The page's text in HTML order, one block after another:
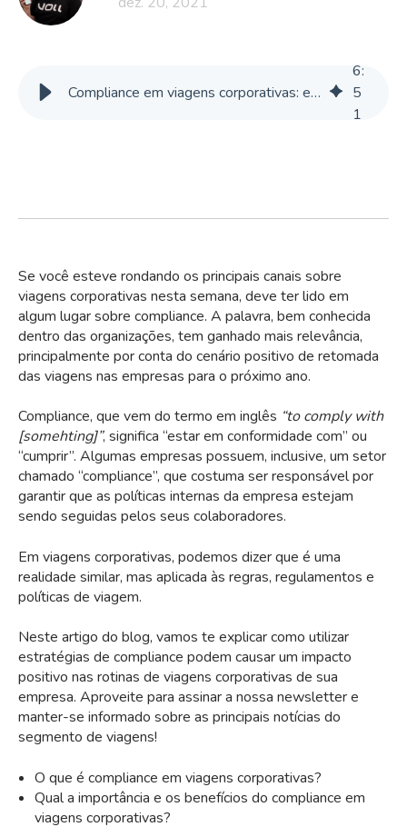
Compliance em viagens corporativas: entenda o que é e como garantir que seja cumprido
6:
5
1
Se você esteve rondando os principais canais sobre
viagens corporativas nesta semana, deve ter lido em
algum lugar sobre compliance. A palavra, bem conhecida
dentro das organizações, tem ganhado mais relevância,
principalmente por conta do cenário positivo de retomada
das viagens nas empresas para o próximo ano.
Compliance, que vem do termo em inglês “to comply with
[somehting]”, significa “estar em conformidade com” ou
“cumprir”. Algumas empresas possuem, inclusive, um setor
chamado “compliance”, que costuma ser responsável por
garantir que as políticas internas da empresa estejam
sendo seguidas pelos seus colaboradores.
Em viagens corporativas, podemos dizer que é uma
realidade similar, mas aplicada às regras, regulamentos e
políticas de viagem.
Neste artigo do blog, vamos te explicar como utilizar
estratégias de compliance podem causar um impacto
positivo nas rotinas de viagens corporativas de sua
empresa. Aproveite para assinar a nossa newsletter e
manter-se informado sobre as principais notícias do
segmento de viagens!
O que é compliance em viagens corporativas?
Qual a importância e os benefícios do compliance em
viagens corporativas?